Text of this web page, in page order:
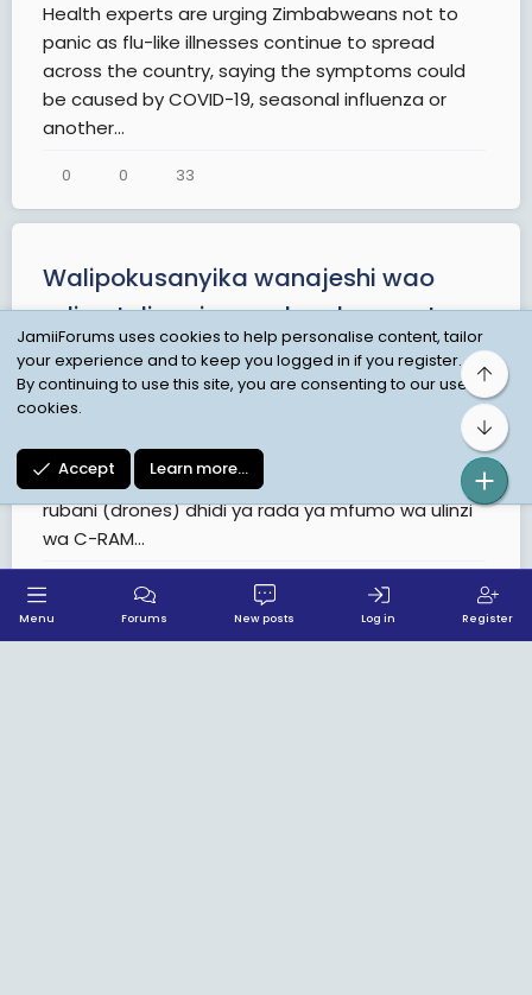
Health experts are urging Zimbabweans not to
panic as flu-like illnesses continue to spread
across the country, saying the symptoms could
be caused by COVID-19, seasonal influenza or
another...
0 0 33
Walipokusanyika wanajeshi wao
ndipo tulipopiga makombora yetu.-
Iran 🇮🇷
Bujibuji Simba Nyamaume Jul 18, 2026
(IRGC) limedai kufanya mashambulizi ya pamoja
kwa kutumia makombora na ndege zisizo na
rubani (drones) dhidi ya rada ya mfumo wa ulinzi
wa C-RAM...
59
JamiiForums uses cookies to help personalise content, tailor
your experience and to keep you logged in if you register.
By continuing to use this site, you are consenting to our use of
cookies.
Accept Learn more…
Top
Menu Forums New posts Log in Register